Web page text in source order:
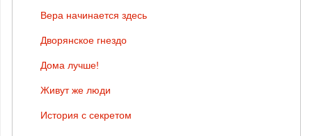
Вера начинается здесь
Дворянское гнездо
Дома лучше!
Живут же люди
История с секретом